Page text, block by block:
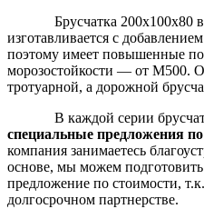
Брусчатка 200х100х80 в
изготавливается с
поэтому имеет повышенные
морозостойкости — от М500.
тротуарной, а дорожной
В каждой серии
специальные предложения
компания занимаетесь
основе, мы можем подготовить
предложение по стоимости,
долгосрочном партнерстве.